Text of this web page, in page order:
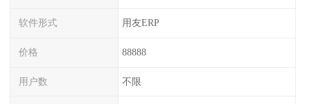
软件形式 用友ERP
价格 88888
用户数 不限